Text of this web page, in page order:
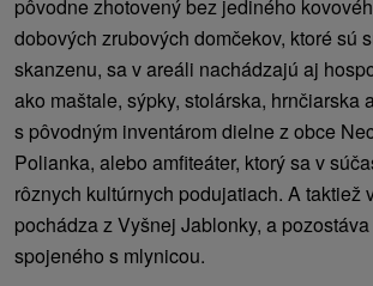
pôvodne zhotovený bez jediného
dobových zrubových domčekov, ktoré sú
skanzenu, sa v areáli nachádzajú aj
ako maštale, sýpky, stolárska, hrnčiarska
s pôvodným inventárom dielne z obce
Polianka, alebo amfiteáter, ktorý sa v
rôznych kultúrnych podujatiach. A taktiež
pochádza z Vyšnej Jablonky, a
spojeného s mlynicou.